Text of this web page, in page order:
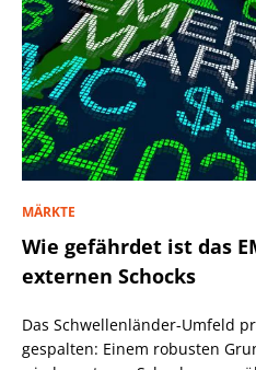
MÄRKTE
Wie gefährdet ist das
externen Schocks
Das Schwellenländer-Umfeld
gespalten: Einem robusten